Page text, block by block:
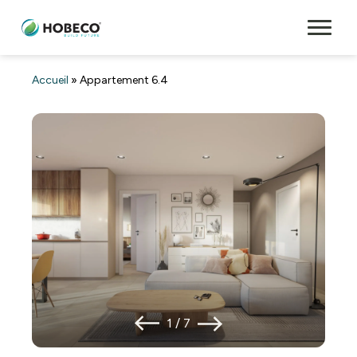
Accueil » Appartement 6.4
1 / 7